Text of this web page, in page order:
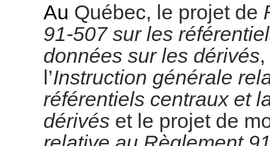
Au Québec, le projet de
91-507 sur les
données sur les dérivés
l’Instruction générale
référentiels centraux et
dérivés et le projet de